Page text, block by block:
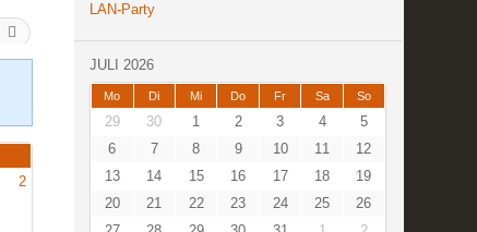
2
LAN-Party
JULI 2026
Mo Di Mi Do Fr Sa So
29 30 1 2 3 4
5
6
7 8 9 10 11
12
13
14 15 16 17 18
19
20
21 22 23 24 25
26